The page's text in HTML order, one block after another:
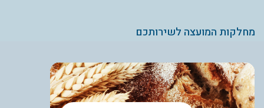
מחלקות המועצה לשירותכם